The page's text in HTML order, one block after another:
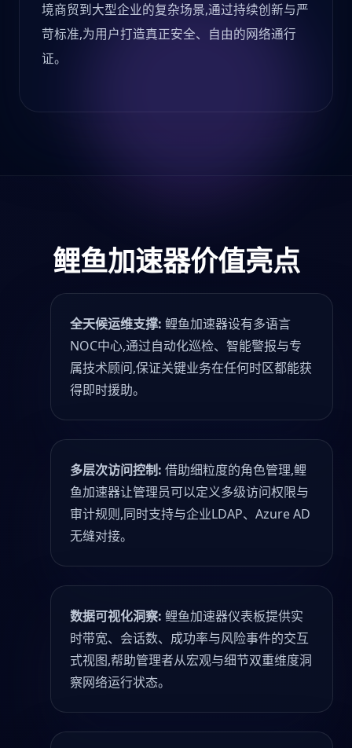
境商贸到大型企业的复杂场景,通过持续创新与严
苛标准,为用户打造真正安全、自由的网络通行
证。
鲤鱼加速器价值亮点
全天候运维支撑: 鲤鱼加速器设有多语言
NOC中心,通过自动化巡检、智能警报与专
属技术顾问,保证关键业务在任何时区都能获
得即时援助。
多层次访问控制: 借助细粒度的角色管理,鲤
鱼加速器让管理员可以定义多级访问权限与
审计规则,同时支持与企业LDAP、Azure AD
无缝对接。
数据可视化洞察: 鲤鱼加速器仪表板提供实
时带宽、会话数、成功率与风险事件的交互
式视图,帮助管理者从宏观与细节双重维度洞
察网络运行状态。